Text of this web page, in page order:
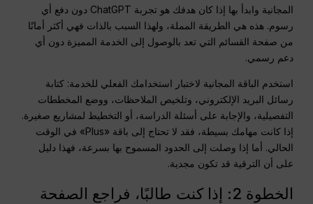
المجانية وابدأ بها إذا كان هدفك هو تجربة ChatGPT دون دفع أي
رسوم. هذه هي الطريقة المملة، ولهذا السبب بالذات فهي أكثر أمانًا
من صفحة القسائم التي تعد بالوصول إلى الخدمة المميزة دون أي
دعم رسمي.
استخدم الباقة المجانية لاختبار استخدامك الفعلي للخدمة: كتابة
رسائل البريد الإلكتروني، وتلخيص الملاحظات، ووضع المخططات
التفصيلية، والإجابة على أسئلة الدراسة، أو التخطيط لمشاريع صغيرة.
إذا كانت مهامك بسيطة، فقد لا تحتاج إلى باقة «Plus» في الوقت
الحالي. أما إذا وصلت إلى الحدود المسموح بها بسرعة، فهذا دليل
على أن الترقية قد تكون مجدية.
الخطوة 2: إذا كنت طالبًا، فراجع الصفحة